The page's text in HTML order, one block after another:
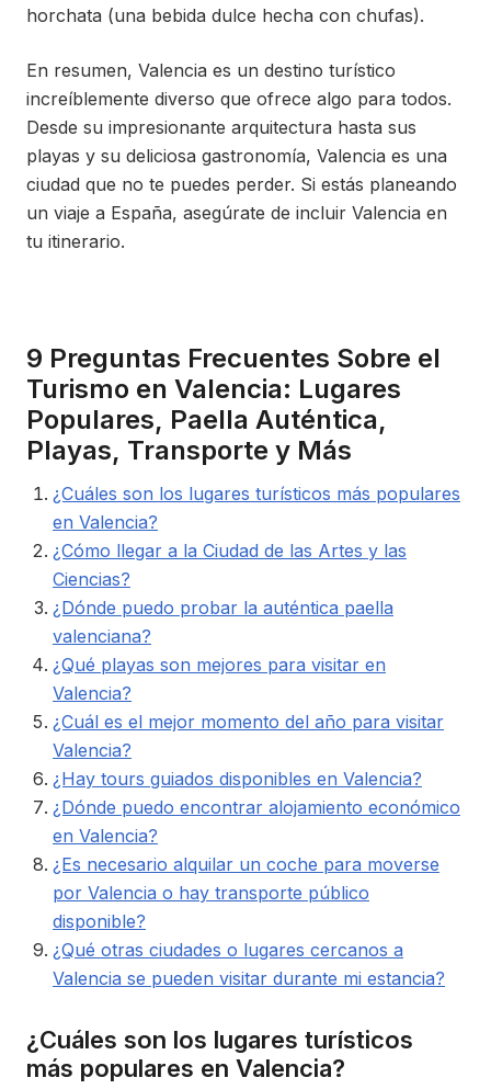
horchata (una bebida dulce hecha con chufas).
En resumen, Valencia es un destino turístico
increíblemente diverso que ofrece algo para todos.
Desde su impresionante arquitectura hasta sus
playas y su deliciosa gastronomía, Valencia es una
ciudad que no te puedes perder. Si estás planeando
un viaje a España, asegúrate de incluir Valencia en
tu itinerario.
9 Preguntas Frecuentes Sobre el
Turismo en Valencia: Lugares
Populares, Paella Auténtica,
Playas, Transporte y Más
¿Cuáles son los lugares turísticos más populares
en Valencia?
¿Cómo llegar a la Ciudad de las Artes y las
Ciencias?
¿Dónde puedo probar la auténtica paella
valenciana?
¿Qué playas son mejores para visitar en
Valencia?
¿Cuál es el mejor momento del año para visitar
Valencia?
¿Hay tours guiados disponibles en Valencia?
¿Dónde puedo encontrar alojamiento económico
en Valencia?
¿Es necesario alquilar un coche para moverse
por Valencia o hay transporte público
disponible?
¿Qué otras ciudades o lugares cercanos a
Valencia se pueden visitar durante mi estancia?
¿Cuáles son los lugares turísticos
más populares en Valencia?